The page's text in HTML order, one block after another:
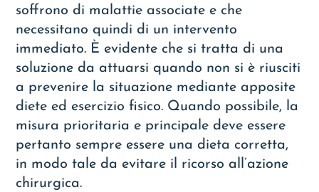
soffrono di malattie associate e che
necessitano quindi di un intervento
immediato. È evidente che si tratta di una
soluzione da attuarsi quando non si è riusciti
a prevenire la situazione mediante apposite
diete ed esercizio fisico. Quando possibile, la
misura prioritaria e principale deve essere
pertanto sempre essere una dieta corretta,
in modo tale da evitare il ricorso all’azione
chirurgica.